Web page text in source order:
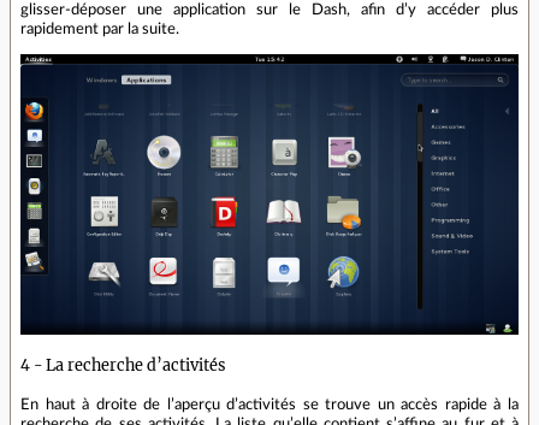
glisser‐déposer une application sur le Dash, afin d’y accéder plus
rapidement par la suite.
4 - La recherche d’activités
En haut à droite de l’aperçu d’activités se trouve un accès rapide à la